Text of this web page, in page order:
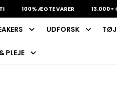
100% ÆGTE VARER 13.000+
UDFORSK TØJ
PLEJE